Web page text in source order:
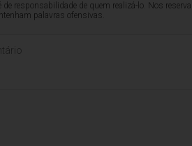
de responsabilidade de quem realizá-lo. Nos
palavras ofensivas.